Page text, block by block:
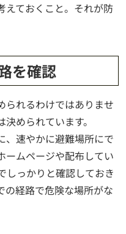
えておくこと。それが防
を確認
られるわけではありませ
められています。
、速やかに避難場所にで
ームページや配布してい
しっかりと確認しておき
の経路で危険な場所がな